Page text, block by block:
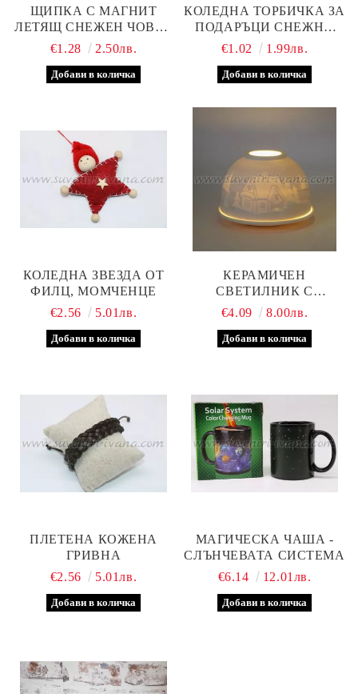
ЩИПКА С МАГНИТ
ЛЕТЯЩ СНЕЖЕН ЧОВЕК
5,5 Х 7,5 СМ.
€1.28 2.50лв.
КОЛЕДНА ТОРБИЧКА ЗА
ПОДАРЪЦИ СНЕЖНИ
ЧОВЕЦИ 18,5 Х 9,5 Х 23,0
€1.02 1.99лв.
КОЛЕДНА ЗВЕЗДА ОТ
ФИЛЦ, МОМЧЕНЦЕ
€2.56
5.01лв.
КЕРАМИЧЕН
СВЕТИЛНИК С
КОЛЕДНИ МОТИВИ
€4.09 8.00лв.
ПЛЕТЕНА КОЖЕНА
ГРИВНА
€2.56
5.01лв.
МАГИЧЕСКА ЧАША -
СЛЪНЧЕВАТА СИСТЕМА
€6.14
12.01лв.